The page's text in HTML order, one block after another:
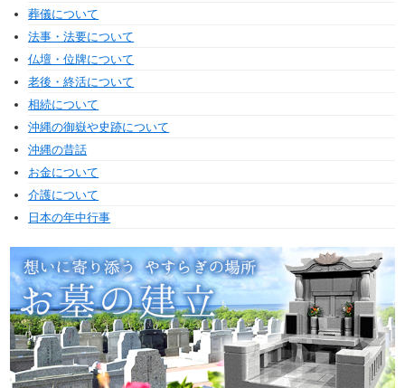
葬儀について
法事・法要について
仏壇・位牌について
老後・終活について
相続について
沖縄の御嶽や史跡について
沖縄の昔話
お金について
介護について
日本の年中行事